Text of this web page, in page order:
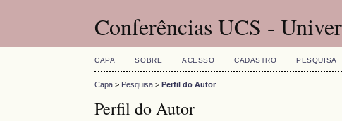
Conferências UCS -
CAPA SOBRE ACESSO CADASTRO PESQUISA
Capa > Pesquisa >Perfil do Autor
Perfil do Autor